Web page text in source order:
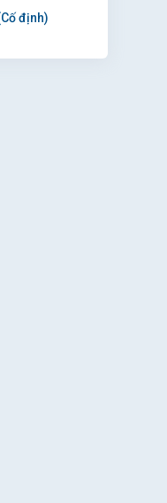
định)